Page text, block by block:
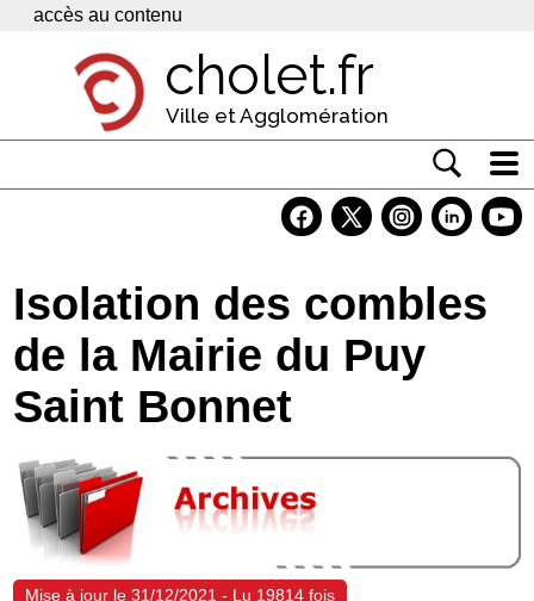
Panneau de gestion des cookies
accès au contenu
cholet.fr
Ville et Agglomération
Economie
Services
Contacts
Isolation des combles
de la Mairie du Puy
Saint Bonnet
Mise à jour le 31/12/2021 - Lu 19814 fois